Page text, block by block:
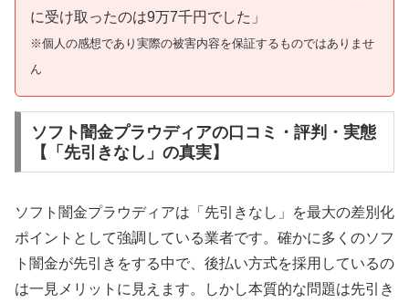
に受け取ったのは9万7千円でした」
※個人の感想であり実際の被害内容を保証するものではありませ
ん
ソフト闇金プラウディアの口コミ・評判・実態
【「先引きなし」の真実】
ソフト闇金プラウディアは「先引きなし」を最大の差別化
ポイントとして強調している業者です。確かに多くのソフ
ト闇金が先引きをする中で、後払い方式を採用しているの
は一見メリットに見えます。しかし本質的な問題は先引き